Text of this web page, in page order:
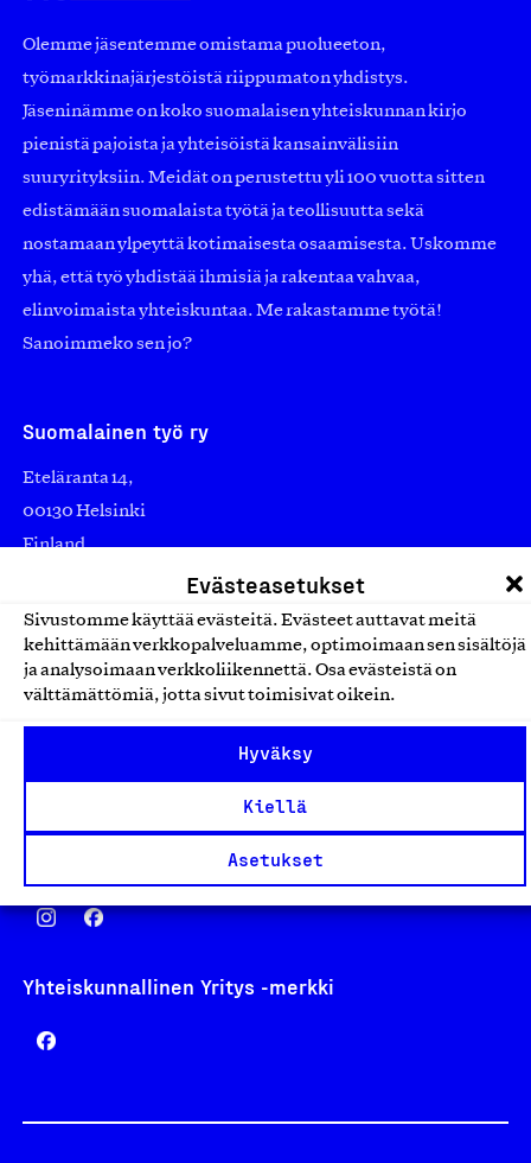
Evästeasetukset
Sivustomme käyttää evästeitä. Evästeet auttavat meitä
kehittämään verkkopalveluamme, optimoimaan sen sisältöjä
ja analysoimaan verkkoliikennettä. Osa evästeistä on
välttämättömiä, jotta sivut toimisivat oikein.
Hyväksy
Kiellä
Asetukset
Olemme jäsentemme omistama puolueeton,
työmarkkinajärjestöistä riippumaton yhdistys.
Jäseninämme on koko suomalaisen yhteiskunnan kirjo
pienistä pajoista ja yhteisöistä kansainvälisiin
suuryrityksiin. Meidät on perustettu yli 100 vuotta sitten
edistämään suomalaista työtä ja teollisuutta sekä
nostamaan ylpeyttä kotimaisesta osaamisesta. Uskomme
yhä, että työ yhdistää ihmisiä ja rakentaa vahvaa,
elinvoimaista yhteiskuntaa. Me rakastamme työtä!
Sanoimmeko sen jo?
Suomalainen työ ry
Eteläranta 14,
00130 Helsinki
Finland
asiakaspalvelu@suomalainentyo.fi
laskutus@suomalainentyo.fi
Yhteiskunnallinen Yritys -merkki